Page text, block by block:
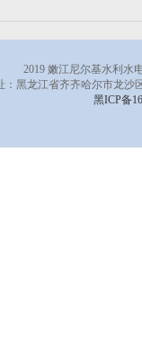
2019 嫩江尼尔基水利水
：黑龙江省齐齐哈尔市龙
黑ICP备